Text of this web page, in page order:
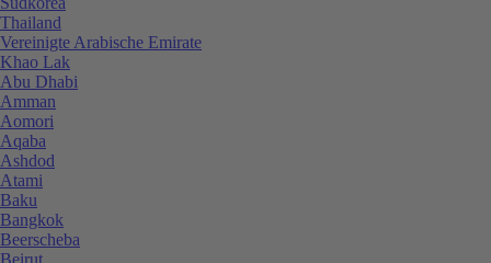
Thailand
Vereinigte Arabische Emirate
Khao Lak
Abu Dhabi
Amman
Aomori
Aqaba
Ashdod
Atami
Baku
Bangkok
Beerscheba
Beirut